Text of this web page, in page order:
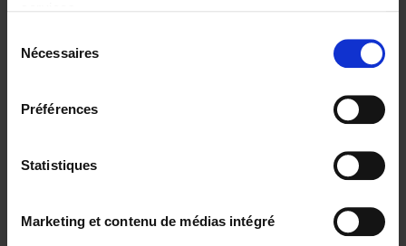
Nécessaires
Préférences
Statistiques
Marketing et contenu de médias intégré
Money & Generations (EN)